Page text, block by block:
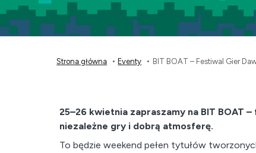
Strona główna Eventy BIT BOAT – Festiwal Gier
25–26 kwietnia zapraszamy na BIT
niezależne gry i dobrą atmosferę.
To będzie weekend pełen tytułów